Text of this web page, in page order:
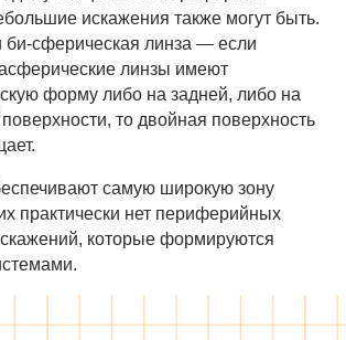
искажения также могут быть.
би-сферическая линза — если
линзы имеют
форму либо на задней, либо на
то двойная поверхность
самую широкую зону
практически нет периферийных
которые формируются